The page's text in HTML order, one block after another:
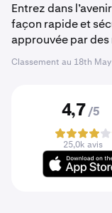
Entrez dans
façon rapide et
approuvée par
Classement au 18th
4,7 /5
25,0k avis